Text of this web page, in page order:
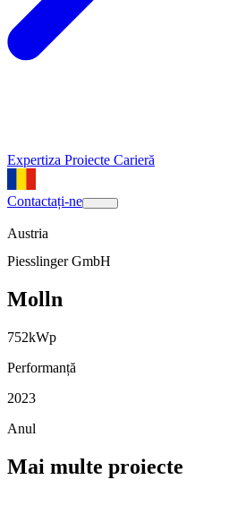
Expertiza Proiecte Carieră
Contactați-ne
Austria
Piesslinger GmbH
Molln
752kWp
Performanță
2023
Anul
Mai multe proiecte